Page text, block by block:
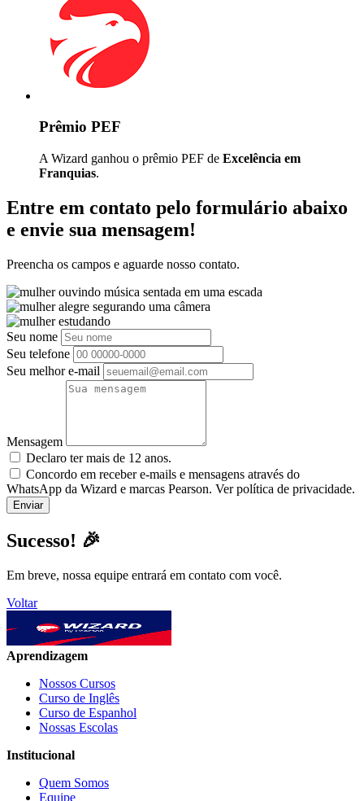
Prêmio PEF
A Wizard ganhou o prêmio PEF de Excelência em
Franquias.
Entre em contato pelo formulário abaixo
e envie sua mensagem!
Preencha os campos e aguarde nosso contato.
Seu nome
Seu telefone
Seu melhor e-mail
Mensagem
Declaro ter mais de 12 anos.
Concordo em receber e-mails e mensagens através do
WhatsApp da Wizard e marcas Pearson. Ver política de privacidade.
Sucesso! 🎉
Em breve, nossa equipe entrará em contato com você.
Voltar
Aprendizagem
Nossos Cursos
Curso de Inglês
Curso de Espanhol
Nossas Escolas
Institucional
Quem Somos
Equipe